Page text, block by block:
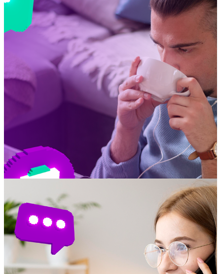
Garantizada
CONOCER SERVICIOS
Atención al
Cliente 24/7
CONTÁCTANOS